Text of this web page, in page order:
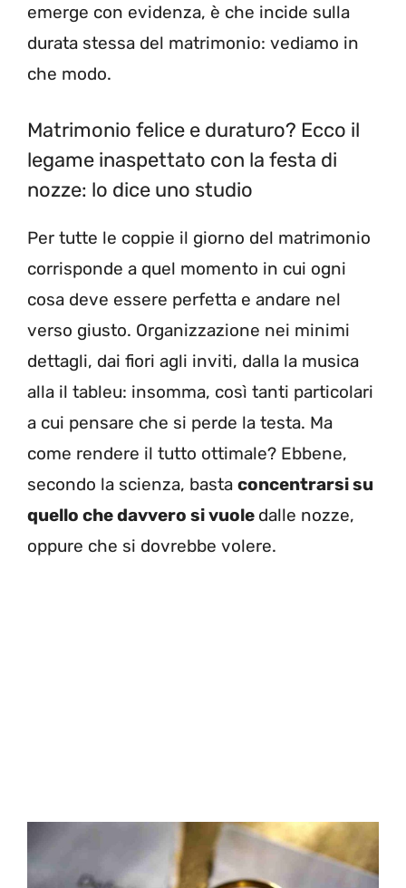
emerge con evidenza, è che incide sulla
durata stessa del matrimonio: vediamo in
che modo.
Matrimonio felice e duraturo? Ecco il
legame inaspettato con la festa di
nozze: lo dice uno studio
Per tutte le coppie il giorno del matrimonio
corrisponde a quel momento in cui ogni
cosa deve essere perfetta e andare nel
verso giusto. Organizzazione nei minimi
dettagli, dai fiori agli inviti, dalla la musica
alla il tableu: insomma, così tanti particolari
a cui pensare che si perde la testa. Ma
come rendere il tutto ottimale? Ebbene,
secondo la scienza, basta concentrarsi su
quello che davvero si vuole dalle nozze,
oppure che si dovrebbe volere.